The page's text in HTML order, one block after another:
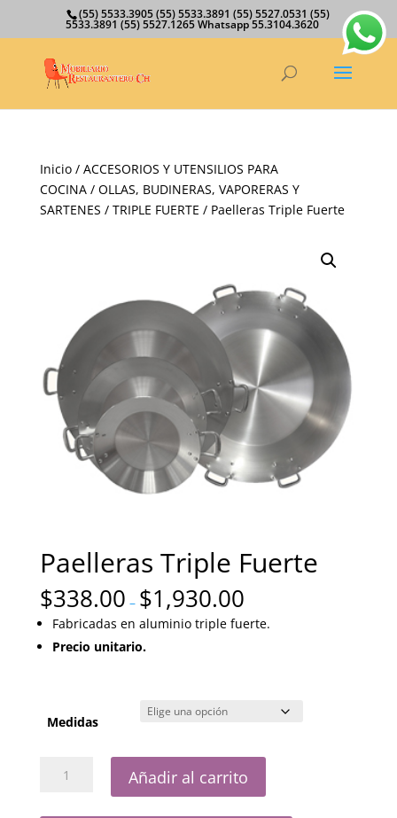
(55) 5533.3905 (55) 5533.3891 (55) 5527.0531 (55)
5533.3891 (55) 5527.1265 Whatsapp 55.3104.3620
Inicio/ ACCESORIOS Y UTENSILIOS PARA
COCINA/ OLLAS, BUDINERAS, VAPORERAS Y
SARTENES / TRIPLE FUERTE / Paelleras Triple Fuerte
Paelleras Triple Fuerte
$338.00 – $1,930.00
Fabricadas en aluminio triple fuerte.
Precio unitario.
Medidas
Añadir al carrito